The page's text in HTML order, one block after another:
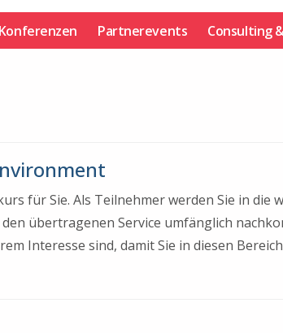
Konferenzen Partnerevents Consulting
für Sie. Als Teilnehmer werden Sie in die
übertragenen Service umfänglich
Interesse sind, damit Sie in diesen